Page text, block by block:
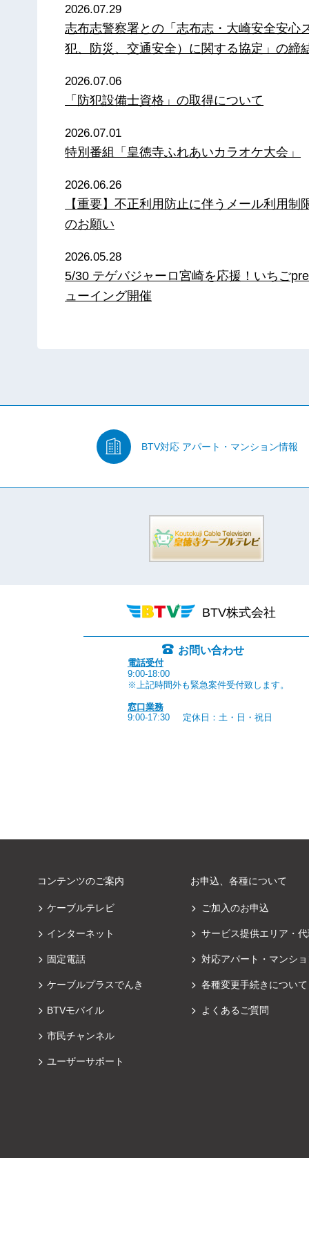
2026.07.29
志布志警察署との「志布志・大崎安全安心
犯、防災、交通安全）に関する協定」の締
2026.07.06
「防犯設備士資格」の取得について
2026.07.01
特別番組「皇徳寺ふれあいカラオケ大会」
2026.06.26
【重要】不正利用防止に伴うメール利用制
のお願い
2026.05.28
5/30 テゲバジャーロ宮崎を応援！いちご
ューイング開催
BTV対応 アパート・マンション情報
BTV株式会社
お問い合わせ
電話受付
9:00-18:00
※上記時間外も緊急案件受付致します。
窓口業務
9:00-17:30
定休日：土・日・祝日
コンテンツのご案内
ケーブルテレビ
インターネット
固定電話
ケーブルプラスでんき
BTVモバイル
市民チャンネル
ユーザーサポート
お申込、各種について
ご加入のお申込
サービス提供エリア・
対応アパート・マンシ
各種変更手続きについて
よくあるご質問